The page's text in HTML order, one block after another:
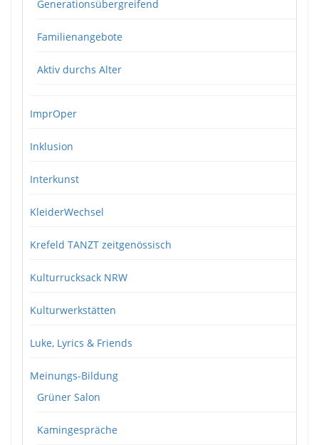
Generationsübergreifend
Familienangebote
Aktiv durchs Alter
ImprOper
Inklusion
Interkunst
KleiderWechsel
Krefeld TANZT zeitgenössisch
Kulturrucksack NRW
Kulturwerkstätten
Luke, Lyrics & Friends
Meinungs-Bildung
Grüner Salon
Kamingespräche